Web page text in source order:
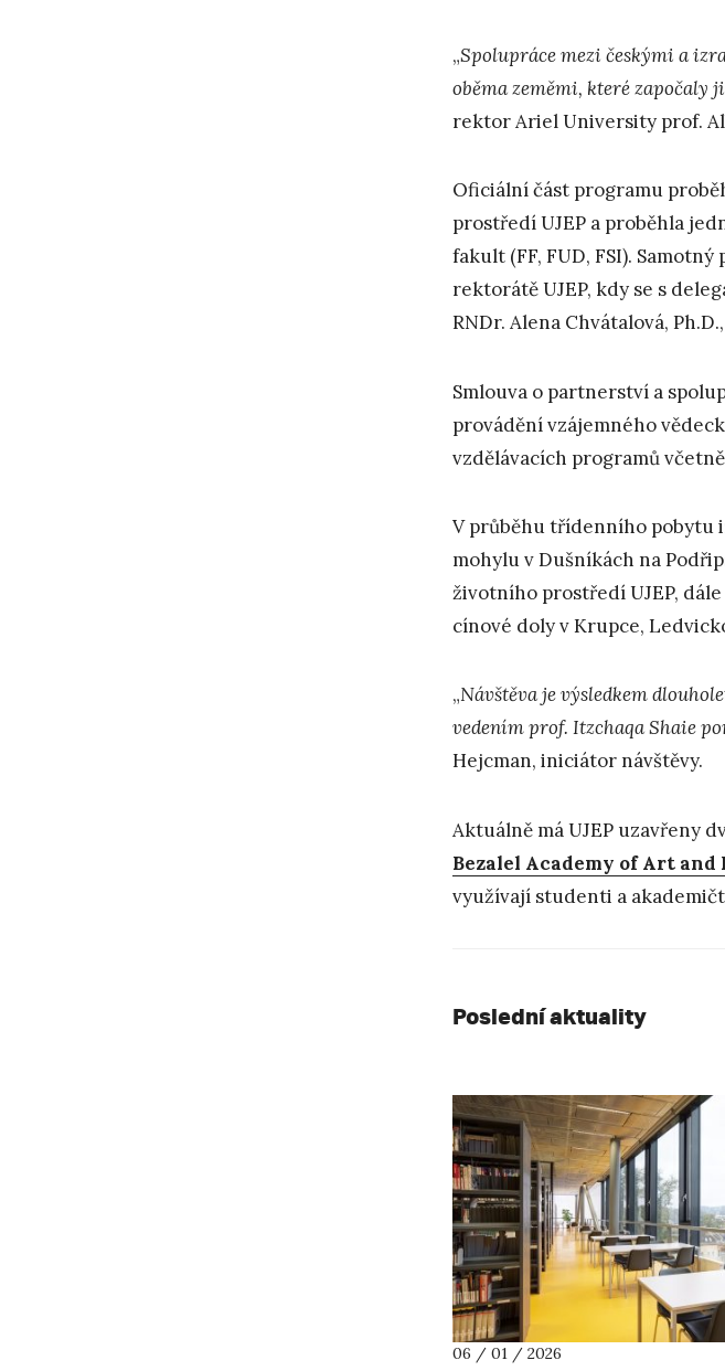
„Spolupráce mezi českými a
oběma zeměmi, které započaly
rektor Ariel University prof.
Oficiální část programu
prostředí UJEP a proběhla
fakult (FF, FUD, FSI).
rektorátě UJEP, kdy se s
RNDr. Alena Chvátalová,
Smlouva o partnerství a
provádění vzájemného
vzdělávacích programů
V průběhu třídenního pobytu
mohylu v Dušníkách na
životního prostředí UJEP,
cínové doly v Krupce,
„Návštěva je výsledkem
vedením prof. Itzchaqa Shaie
Hejcman, iniciátor návštěvy.
Aktuálně má UJEP uzavřeny
Bezalel Academy of Art and
využívají studenti a
Poslední aktuality
06 / 01 / 2026